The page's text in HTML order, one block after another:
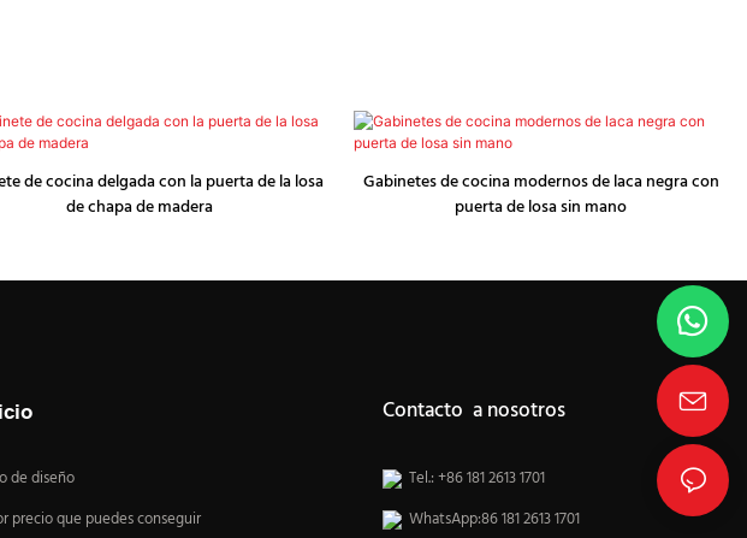
de cocina delgada con la puerta de la losa
de chapa de madera
Gabinetes de cocina modernos de laca negra con
puerta de losa sin mano
de diseño
precio que puedes conseguir
Contacto a nosotros
Tel.: +86 181 2613 1701
WhatsApp:86 181 2613 1701